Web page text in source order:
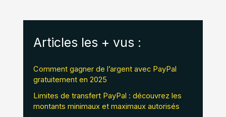
Articles les + vus :
Comment gagner de l’argent avec PayPal
gratuitement en 2025
Limites de transfert PayPal : découvrez les
montants minimaux et maximaux autorisés